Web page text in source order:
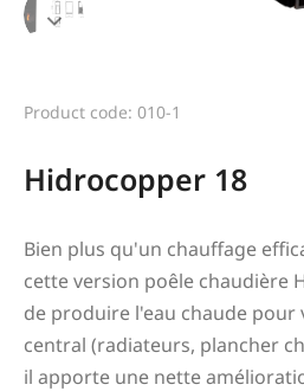
Product code: 010-1
Hidrocopper 18
Bien plus qu'un chauffage
cette version poêle chaudière
de produire l'eau chaude pour
central (radiateurs, plancher
il apporte une nette